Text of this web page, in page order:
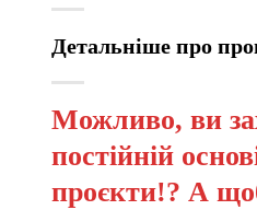
Детальніше про
Можливо, ви
постійній
проєкти!? А